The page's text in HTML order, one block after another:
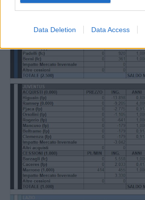
Data Deletion Data Access